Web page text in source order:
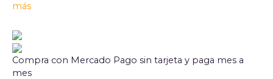
más
Compra con Mercado Pago sin tarjeta y paga mes a
mes